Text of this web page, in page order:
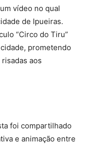
vídeo no qual
de Ipueiras.
“Circo do Tiru”
prometendo
aos
foi compartilhado
e animação entre